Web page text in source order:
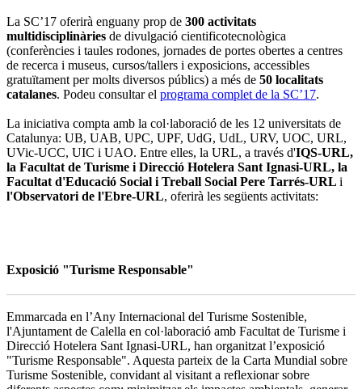
La SC’17 oferirà enguany prop de 300 activitats
multidisciplinàries de divulgació cientificotecnològica
(conferències i taules rodones, jornades de portes obertes a centres
de recerca i museus, cursos/tallers i exposicions, accessibles
gratuïtament per molts diversos públics) a més de 50 localitats
catalanes. Podeu consultar el programa complet de la SC’17.
La iniciativa compta amb la col·laboració de les 12 universitats de
Catalunya: UB, UAB, UPC, UPF, UdG, UdL, URV, UOC, URL,
UVic-UCC, UIC i UAO. Entre elles, la URL, a través d'IQS-URL,
la Facultat de Turisme i Direcció Hotelera Sant Ignasi-URL, la
Facultat d'Educació Social i Treball Social Pere Tarrés-URL i
l'Observatori de l'Ebre-URL, oferirà les següents activitats:
Exposició "Turisme Responsable"
Emmarcada en l’Any Internacional del Turisme Sostenible,
l'Ajuntament de Calella en col·laboració amb Facultat de Turisme i
Direcció Hotelera Sant Ignasi-URL, han organitzat l’exposició
"Turisme Responsable". Aquesta parteix de la Carta Mundial sobre
Turisme Sostenible, convidant al visitant a reflexionar sobre